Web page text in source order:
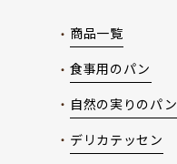
商品一覧
食事用のパン
自然の実りのパン
デリカテッセン